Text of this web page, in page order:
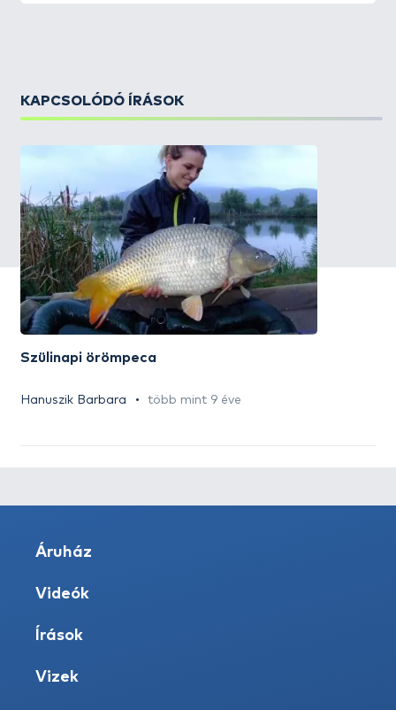
KAPCSOLÓDÓ ÍRÁSOK
Szülinapi örömpeca
Hanuszik Barbara több mint 9 éve
Áruház
Videók
Írások
Vizek